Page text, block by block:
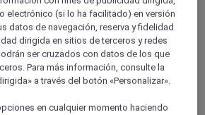
electrónico (si lo ha facilitado) en versión
datos de navegación, reserva y fidelidad
dirigida en sitios de terceros y redes
ser cruzados con datos de los que
Para más información, consulte la
a través del botón «Personalizar».
en cualquier momento haciendo